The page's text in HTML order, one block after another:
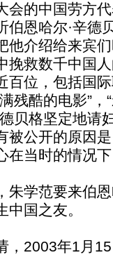
会的中国劳方
伯恩哈尔·辛德
他介绍给来宾
挽救数千中国
位，包括国际
残酷的电影”
贝格坚定地请
公开的原因是
在当时的情况
学范要来伯恩
中国之友。
2003年1月15